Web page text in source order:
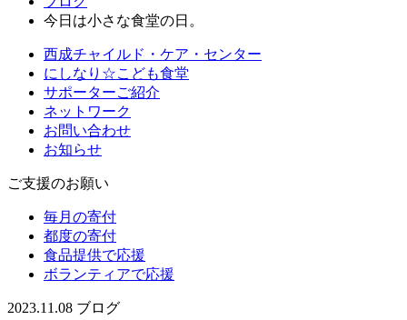
今日は小さな食堂の日。
西成チャイルド・ケア・センター
にしなり☆こども食堂
サポーターご紹介
ネットワーク
お問い合わせ
お知らせ
ご支援のお願い
毎月の寄付
都度の寄付
食品提供で応援
ボランティアで応援
2023.11.08 ブログ